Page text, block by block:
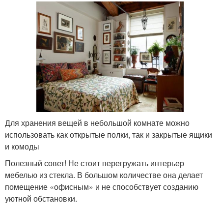
Для хранения вещей в небольшой комнате можно
использовать как открытые полки, так и закрытые ящики
и комоды
Полезный совет! Не стоит перегружать интерьер
мебелью из стекла. В большом количестве она делает
помещение «офисным» и не способствует созданию
уютной обстановки.